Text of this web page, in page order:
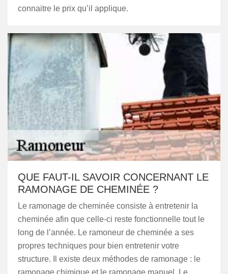
connaitre le prix qu’il applique.
QUE FAUT-IL SAVOIR CONCERNANT LE
RAMONAGE DE CHEMINÉE ?
Le ramonage de cheminée consiste à entretenir la
cheminée afin que celle-ci reste fonctionnelle tout le
long de l’année. Le ramoneur de cheminée a ses
propres techniques pour bien entretenir votre
structure. Il existe deux méthodes de ramonage : le
ramonage chimique et le ramonage manuel. Le